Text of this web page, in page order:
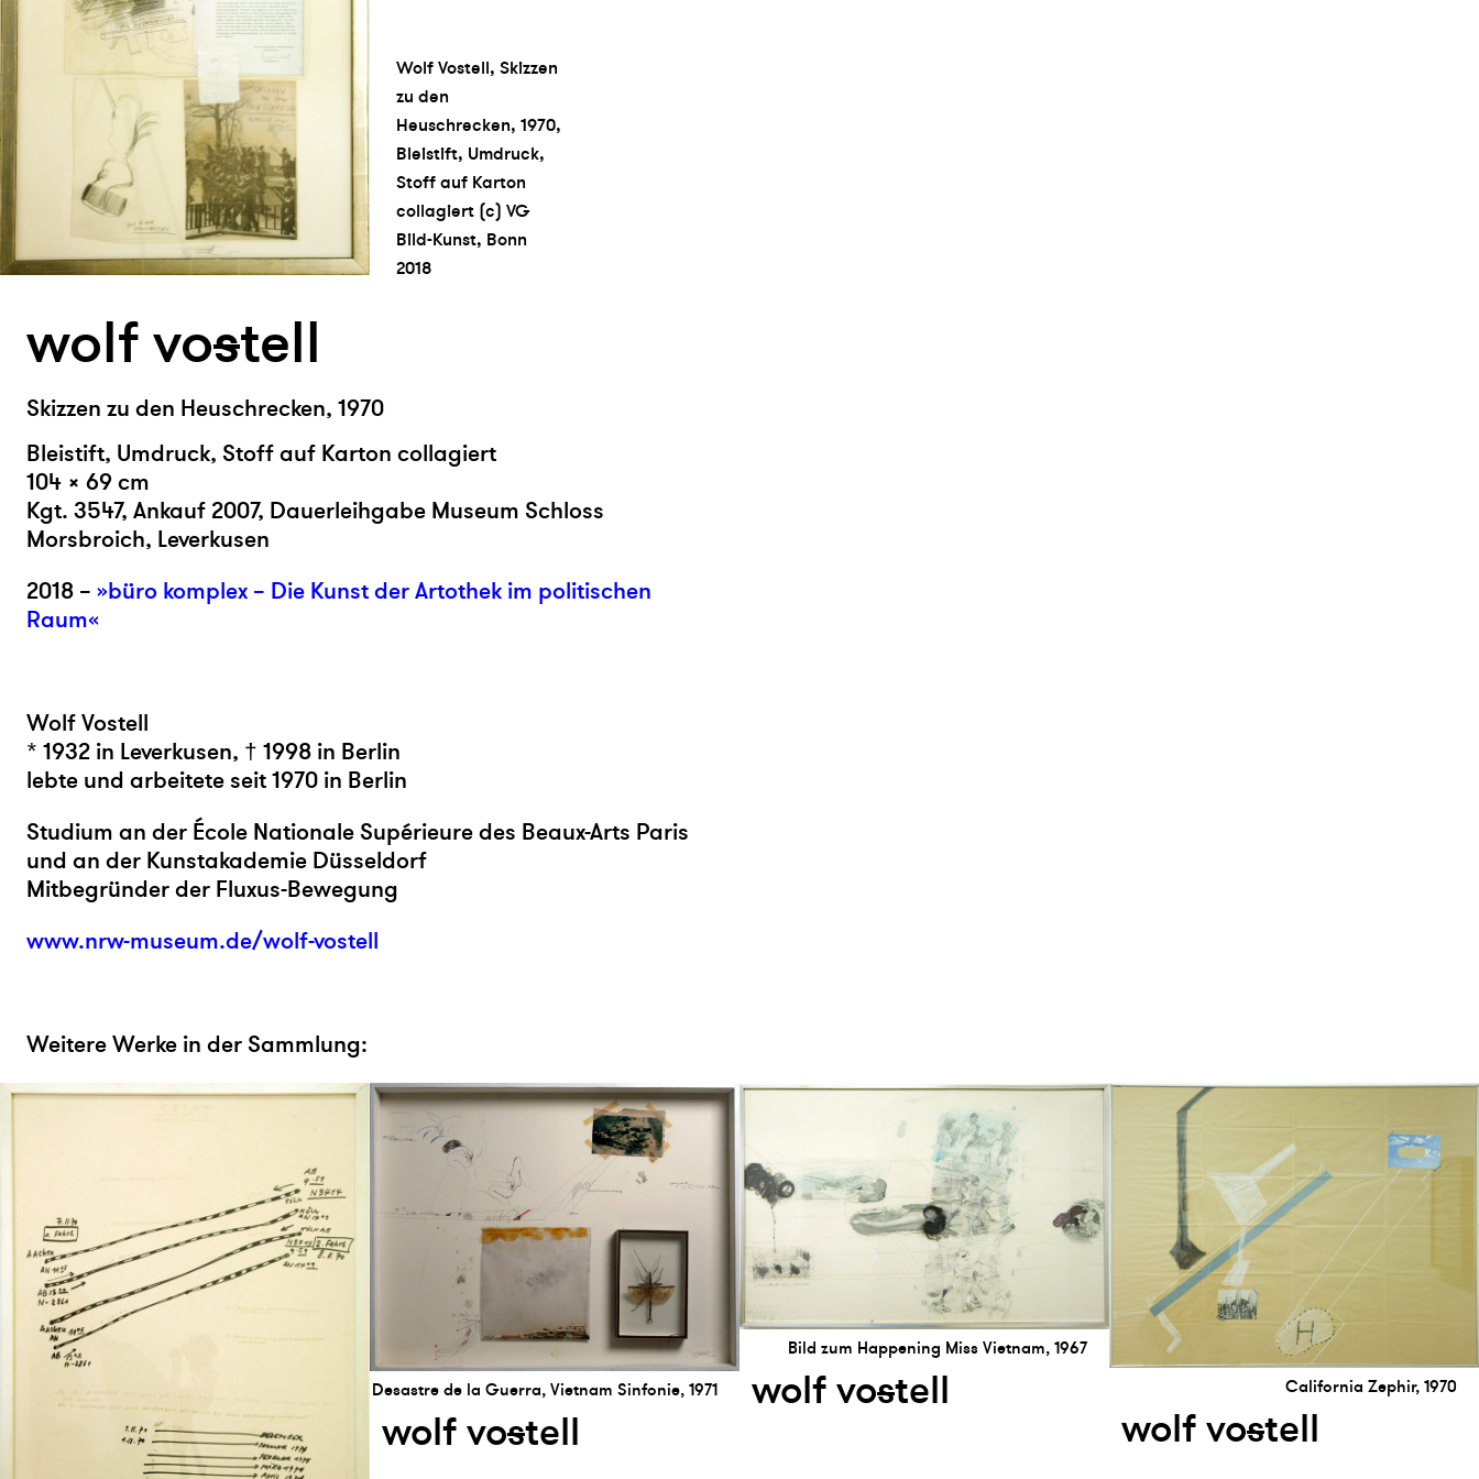
Wolf Vostell, Skizzen
zu den
Heuschrecken, 1970,
Bleistift, Umdruck,
Stoff auf Karton
collagiert (c) VG
Bild-Kunst, Bonn
2018
wolf vostell
Skizzen zu den Heuschrecken, 1970
Bleistift, Umdruck, Stoff auf Karton collagiert
104 × 69 cm
Kgt. 3547, Ankauf 2007, Dauerleihgabe Museum Schloss
Morsbroich, Leverkusen
2018 – »büro komplex – Die Kunst der Artothek im politischen
Raum«
Wolf Vostell
* 1932 in Leverkusen, † 1998 in Berlin
lebte und arbeitete seit 1970 in Berlin
Studium an der École Nationale Supérieure des Beaux-Arts Paris
und an der Kunstakademie Düsseldorf
Mitbegründer der Fluxus-Bewegung
www.nrw-museum.de/wolf-vostell
Weitere Werke in der Sammlung:
Desastre de la Guerra, Vietnam Sinfonie, 1971
wolf vostell
Bild zum Happening Miss Vietnam, 1967
wolf vostell California Zephir, 1970
wolf vostell